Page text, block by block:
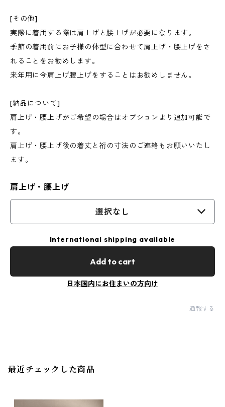
[その他]
実際に着用する際は肩上げと腰上げが必要になります。
季節の着用前にお子様の体型に合わせて肩上げ・腰上げをさ
れることをお勧めします。
来年用に今肩上げ腰上げをすることはお勧めしません。
[納品について]
肩上げ・腰上げがご希望の場合はオプションより追加可能で
す。
肩上げ・腰上げ後の着丈と裄の寸法のご連絡もお願いいたし
ます。
肩上げ・腰上げ
選択なし
International shipping available
Add to cart
日本国内にお住まいの方向け
通報する
最近チェックした商品